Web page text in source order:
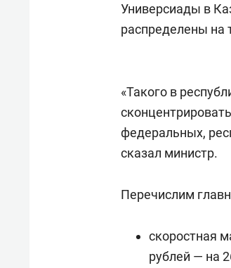
Универсиады в
распределены на
«Такого в
федеральных,
сказал министр.
Перечислим
скоростная
рублей — на